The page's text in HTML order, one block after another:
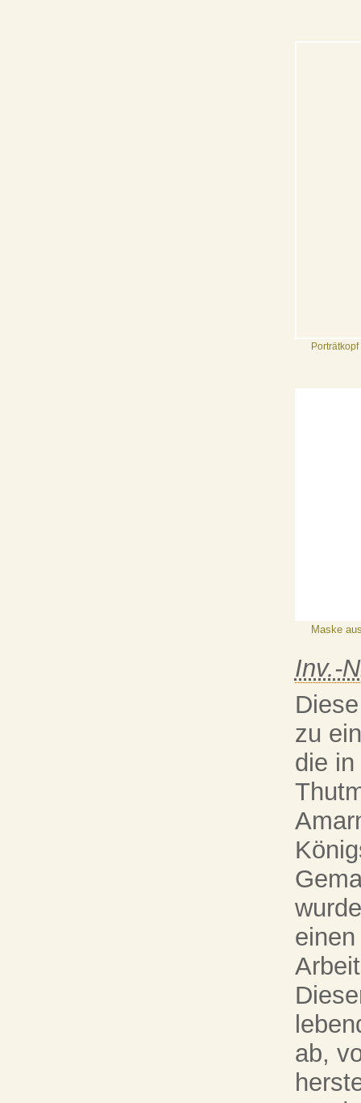
Maske
Inv.-
zu
die
ab,